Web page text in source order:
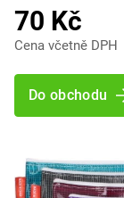
70 Kč
Cena včetně DPH
Do obchodu